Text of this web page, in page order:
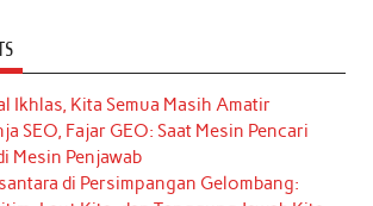
k
T
o
k
t
e
e
k
e
d
I
t
t
r
T
u
e
Ikhlas, Kita Semua Masih Amatir
SEO, Fajar GEO: Saat Mesin Pencari
Mesin Penjawab
di Persimpangan Gelombang: